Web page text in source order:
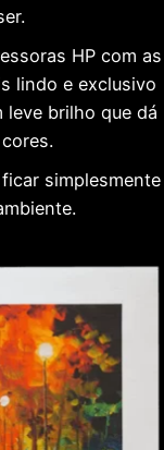
HP com as
lindo e exclusivo
leve brilho que dá
simplesmente